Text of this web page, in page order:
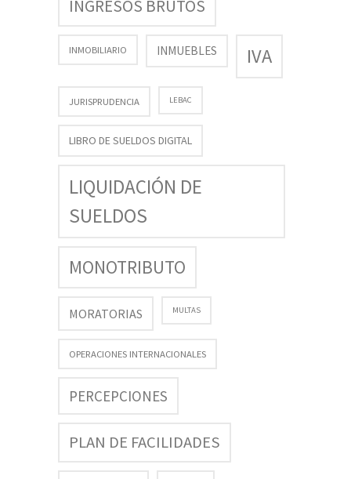
INGRESOS BRUTOS
INMOBILIARIO INMUEBLES IVA
JURISPRUDENCIA LEBAC
LIBRO DE SUELDOS DIGITAL
LIQUIDACIÓN DE
SUELDOS
MONOTRIBUTO
MORATORIAS MULTAS
OPERACIONES INTERNACIONALES
PERCEPCIONES
PLAN DE FACILIDADES